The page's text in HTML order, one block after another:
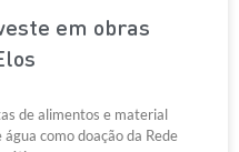
em obras
de alimentos e material
como doação da Rede